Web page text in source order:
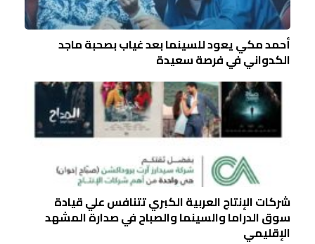
أحمد مكي يعود للسينما بعد غياب بصحبة ماجد
الكدواني في فرصة سعيدة
شركات الإنتاج العربية الكبري تتنافس علي قيادة
سوق الدراما والسينما والصباح في صدارة المشهد
الإقليمي